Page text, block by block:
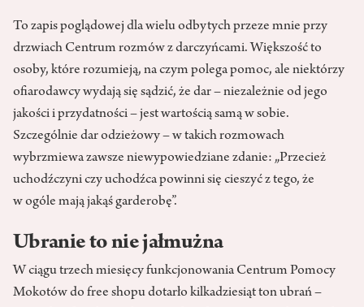
To zapis poglądowej dla wielu odbytych przeze mnie przy
drzwiach Centrum rozmów z darczyńcami. Większość to
osoby, które rozumieją, na czym polega pomoc, ale niektórzy
ofiarodawcy wydają się sądzić, że dar – niezależnie od jego
jakości i przydatności – jest wartością samą w sobie.
Szczególnie dar odzieżowy – w takich rozmowach
wybrzmiewa zawsze niewypowiedziane zdanie: „Przecież
uchodźczyni czy uchodźca powinni się cieszyć z tego, że
w ogóle mają jakąś garderobę”.
Ubranie to nie jałmużna
W ciągu trzech miesięcy funkcjonowania Centrum Pomocy
Mokotów do free shopu dotarło kilkadziesiąt ton ubrań –